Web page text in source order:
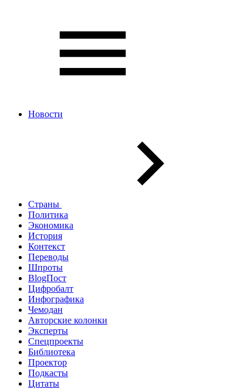
Новости
Страны
Политика
Экономика
История
Контекст
Переводы
Шпроты
BlogПост
Цифробалт
Инфографика
Чемодан
Авторские колонки
Эксперты
Спецпроекты
Библиотека
Проектор
Подкасты
Цитаты